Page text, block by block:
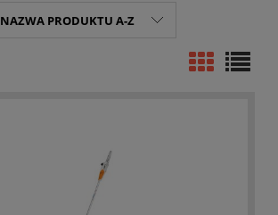
NAZWA PRODUKTU A-Z